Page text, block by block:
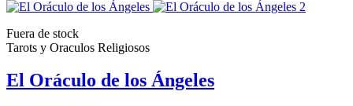
Fuera de stock
Tarots y Oraculos Religiosos
El Oráculo de los Ángeles